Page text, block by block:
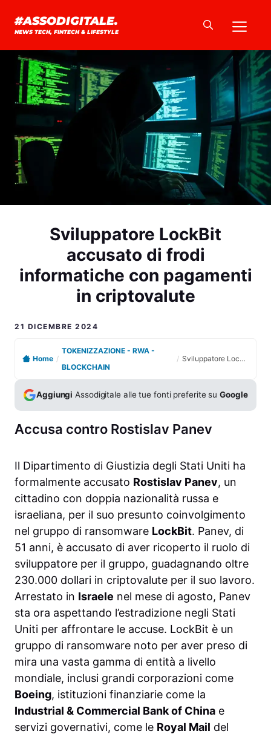
#ASSODIGITALE.
NEWS TECH, FINTECH & LIFESTYLE
Sviluppatore LockBit
accusato di frodi
informatiche con pagamenti
in criptovalute
21 DICEMBRE 2024
Home /
TOKENIZZAZIONE - RWA -
BLOCKCHAIN
/ Sviluppatore LockBit accusato di frodi informatiche con pagamenti in criptovalute
Aggiungi Assodigitale alle tue fonti preferite suGoogle
Accusa contro Rostislav Panev
Il Dipartimento di Giustizia degli Stati Uniti ha
formalmente accusato Rostislav Panev, un
cittadino con doppia nazionalità russa e
israeliana, per il suo presunto coinvolgimento
nel gruppo di ransomware LockBit. Panev, di
51 anni, è accusato di aver ricoperto il ruolo di
sviluppatore per il gruppo, guadagnando oltre
230.000 dollari in criptovalute per il suo lavoro.
Arrestato in Israele nel mese di agosto, Panev
sta ora aspettando l’estradizione negli Stati
Uniti per affrontare le accuse. LockBit è un
gruppo di ransomware noto per aver preso di
mira una vasta gamma di entità a livello
mondiale, inclusi grandi corporazioni come
Boeing, istituzioni finanziarie come la
Industrial & Commercial Bank of China e
servizi governativi, come le Royal Mail del